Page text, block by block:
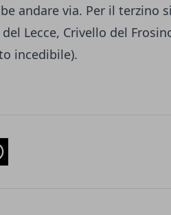
andare via. Per il terzino
Lecce, Crivello del
incedibile).